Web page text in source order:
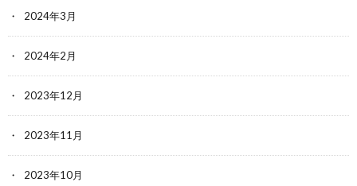
2024年3月
2024年2月
2023年12月
2023年11月
2023年10月